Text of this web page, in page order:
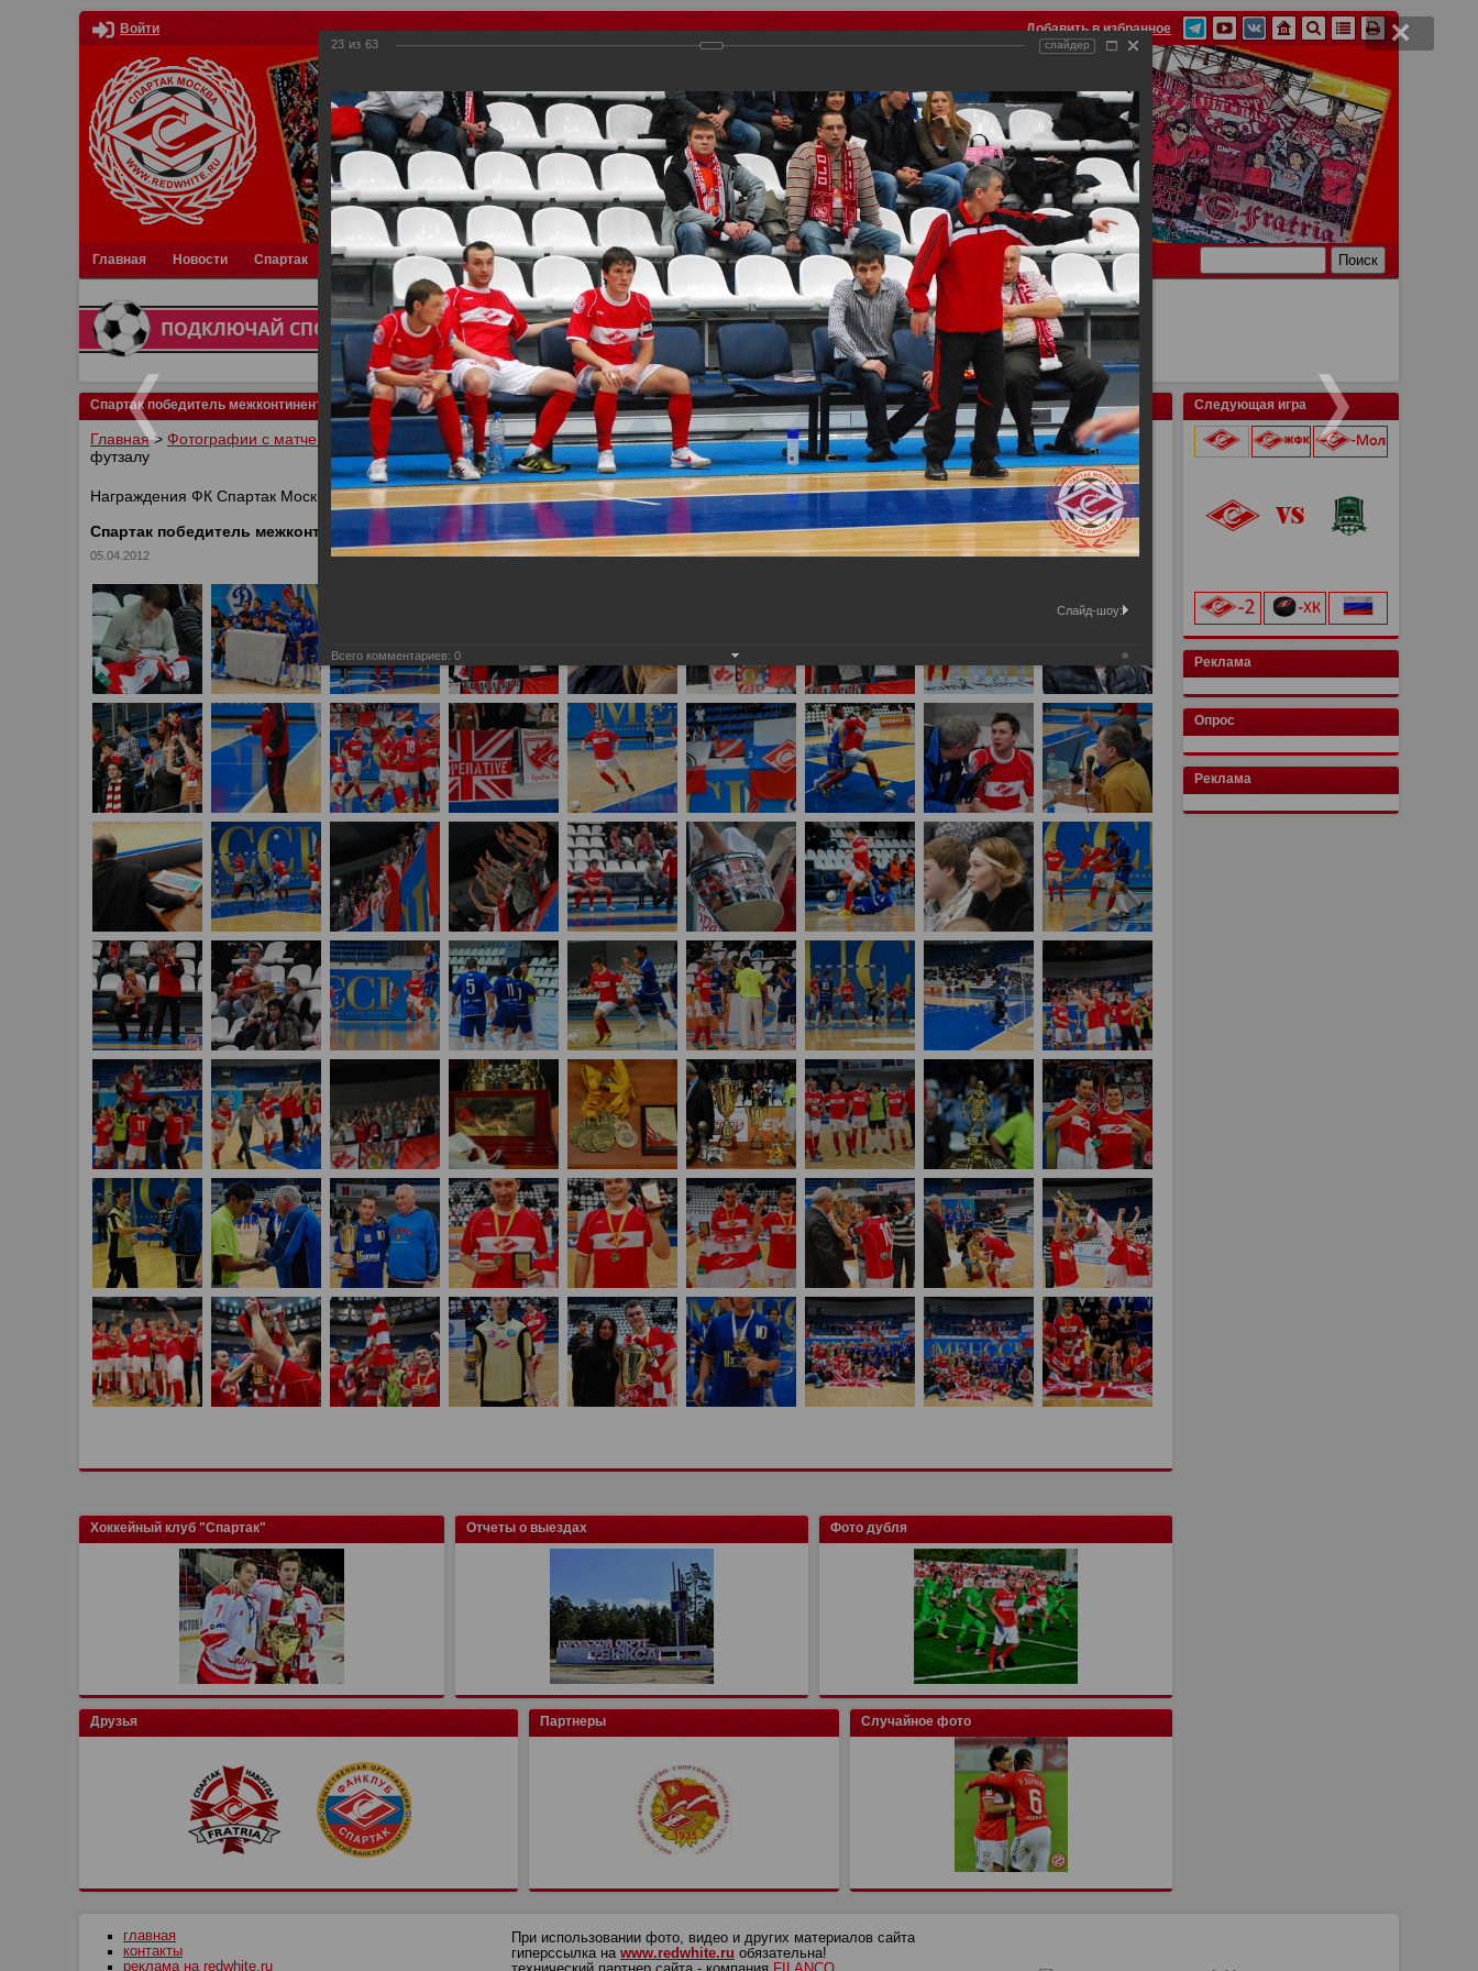
Войти Добавить в избранное
Главная Новости Спартак Турниры Фотки Отчеты Видео Фанату Стадионы О футболе КБ Форум Ссылки Связь
Спартак победитель межконтинентального кубка по футзалу
Главная> Фотографии с матчей Спартака, Сборной Росиии>Награждения>Сезон 2012>Спартак победитель межконтинентального кубка по
футзалу
Награждения ФК Спартак Москва
Спартак победитель межконтинентального кубка по футзалу
05.04.2012
Хоккейный клуб "Спартак" Отчеты о выездах Фото дубля
Друзья Партнеры Случайное фото
Следующая игра
Реклама
Опрос
Реклама
главная
контакты
реклама на redwhite.ru
При использовании фото, видео и других материалов сайта
гиперссылка на www.redwhite.ru обязательна!
23 из 63 слайдер
Слайд-шоу:
Всего комментариев: 0